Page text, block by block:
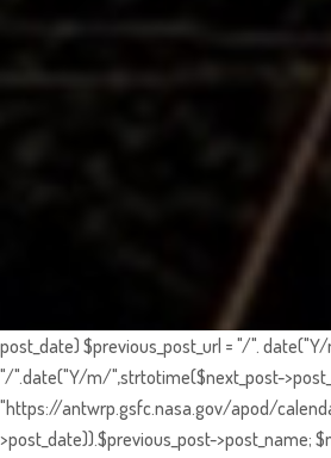
post_date) $previous_post_url = "/".
"/".date("Y/m/",strtotime($next_post-
"https://antwrp.gsfc.nasa.gov/apod/
>post_date)).$previous_post->post_name;